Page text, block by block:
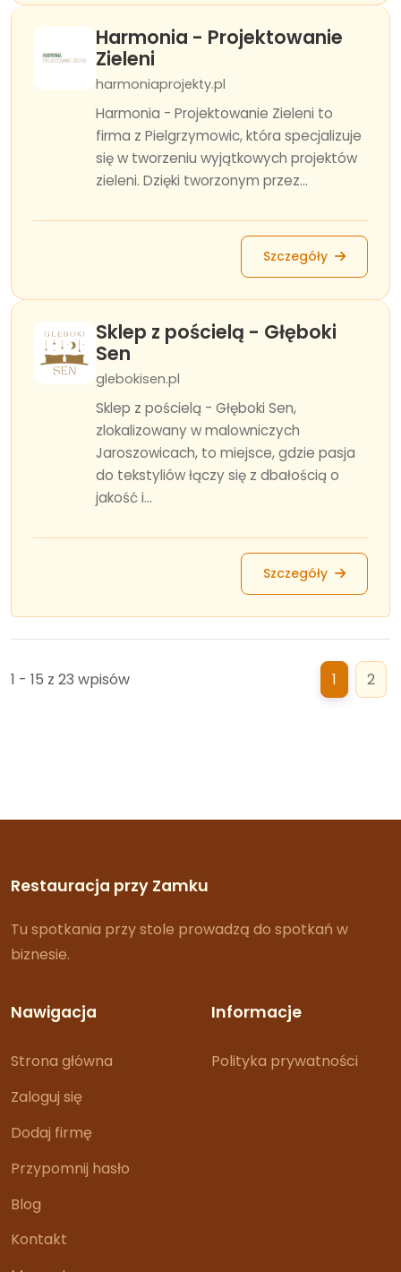
Harmonia - Projektowanie
Zieleni
harmoniaprojekty.pl
Harmonia - Projektowanie Zieleni to
firma z Pielgrzymowic, która specjalizuje
się w tworzeniu wyjątkowych projektów
zieleni. Dzięki tworzonym przez...
Szczegóły
Sklep z pościelą - Głęboki
Sen
glebokisen.pl
Sklep z pościelą - Głęboki Sen,
zlokalizowany w malowniczych
Jaroszowicach, to miejsce, gdzie pasja
do tekstyliów łączy się z dbałością o
jakość i...
Szczegóły
1 - 15 z 23 wpisów 1 2
Restauracja przy Zamku
Tu spotkania przy stole prowadzą do spotkań w
biznesie.
Nawigacja
Strona główna
Zaloguj się
Dodaj firmę
Przypomnij hasło
Blog
Kontakt
Informacje
Polityka prywatności